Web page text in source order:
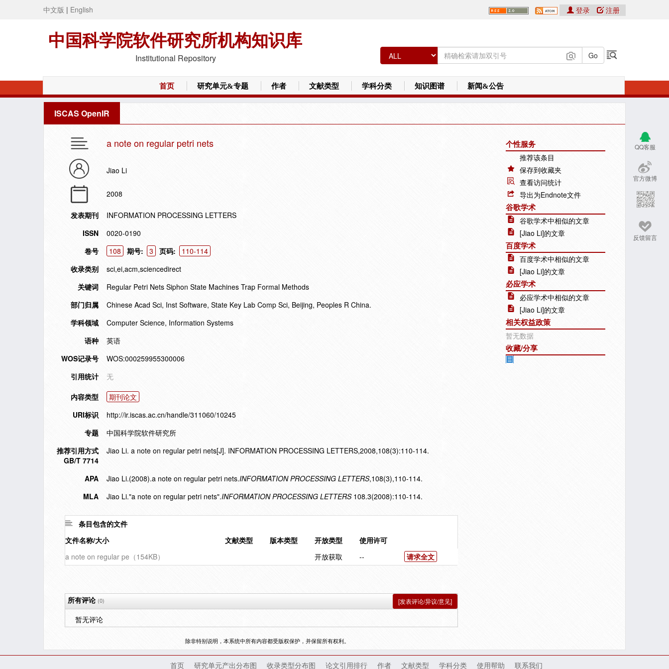
中文版 | English
中国科学院软件研究所机构知识库
Institutional Repository
登录 注册
首页 研究单元&专题 作者 文献类型 学科分类 知识图谱 新闻&公告
ISCAS OpenIR
QQ客服
官方微博
反馈留言
a note on regular petri nets
Jiao Li
2008
发表期刊
INFORMATION PROCESSING LETTERS
ISSN
0020-0190
卷号
108 期号: 3 页码:
110-114
收录类别
sci,ei,acm,sciencedirect
关键词
Regular Petri Nets Siphon State Machines Trap Formal Methods
部门归属
Chinese Acad Sci, Inst Software, State Key Lab Comp Sci, Beijing, Peoples R China.
学科领域
Computer Science, Information Systems
语种
英语
WOS记录号
WOS:000259955300006
引用统计
无
内容类型
期刊论文
URI标识
http://ir.iscas.ac.cn/handle/311060/10245
专题
中国科学院软件研究所
推荐引用方式
GB/T 7714
Jiao Li. a note on regular petri nets[J]. INFORMATION PROCESSING LETTERS,2008,108(3):110-114.
APA Jiao Li.(2008).a note on regular petri nets.INFORMATION PROCESSING LETTERS,108(3),110-114.
MLA
Jiao Li."a note on regular petri nets".INFORMATION PROCESSING LETTERS108.3(2008):110-114.
条目包含的文件
文件名称/大小
文献类型 版本类型 开放类型
使用许可
a note on regular pe（154KB）
开放获取 -- 请求全文
个性服务
推荐该条目
保存到收藏夹
查看访问统计
导出为Endnote文件
谷歌学术
谷歌学术中相似的文章
[Jiao Li]的文章
百度学术
百度学术中相似的文章
[Jiao Li]的文章
必应学术
必应学术中相似的文章
[Jiao Li]的文章
相关权益政策
暂无数据
收藏/分享
所有评论(0) [发表评论/异议/意见]
暂无评论
除非特别说明，本系统中所有内容都受版权保护，并保留所有权利。
首页 研究单元产出分布图 收录类型分布图 论文引用排行 作者 文献类型 学科分类 使用帮助 联系我们